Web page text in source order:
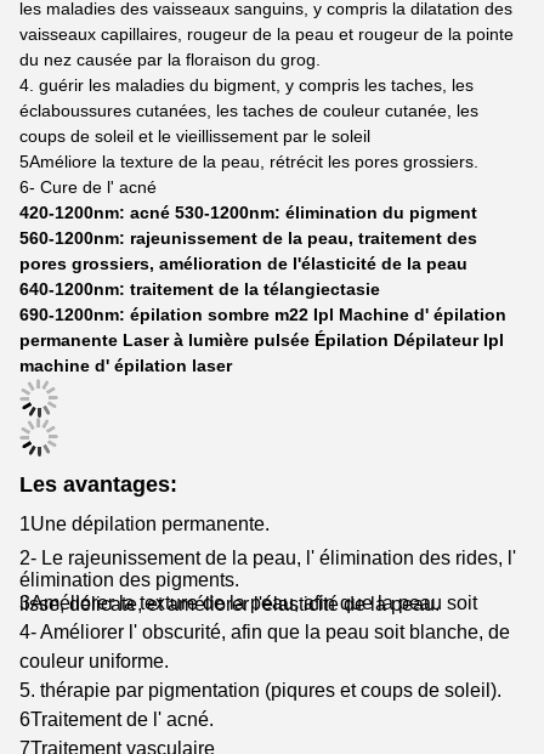
les maladies des vaisseaux sanguins, y compris la dilatation des
vaisseaux capillaires, rougeur de la peau et rougeur de la pointe
du nez causée par la floraison du grog.
4. guérir les maladies du bigment, y compris les taches, les
éclaboussures cutanées, les taches de couleur cutanée, les
coups de soleil et le vieillissement par le soleil
5Améliore la texture de la peau, rétrécit les pores grossiers.
6- Cure de l' acné
420-1200nm: acné 530-1200nm: élimination du pigment
560-1200nm: rajeunissement de la peau, traitement des
pores grossiers, amélioration de l'élasticité de la peau
640-1200nm: traitement de la télangiectasie
690-1200nm: épilation sombre m22 Ipl Machine d' épilation
permanente Laser à lumière pulsée Épilation Dépilateur Ipl
machine d' épilation laser
Les avantages:
1Une dépilation permanente.
2- Le rajeunissement de la peau, l' élimination des rides, l'
élimination des pigments.
3Améliorer la texture de la peau, afin que la peau soit lisse, délicate, et améliorer l'élasticité de la peau.
4- Améliorer l' obscurité, afin que la peau soit blanche, de
couleur uniforme.
5. thérapie par pigmentation (piqures et coups de soleil).
6Traitement de l' acné.
7Traitement vasculaire